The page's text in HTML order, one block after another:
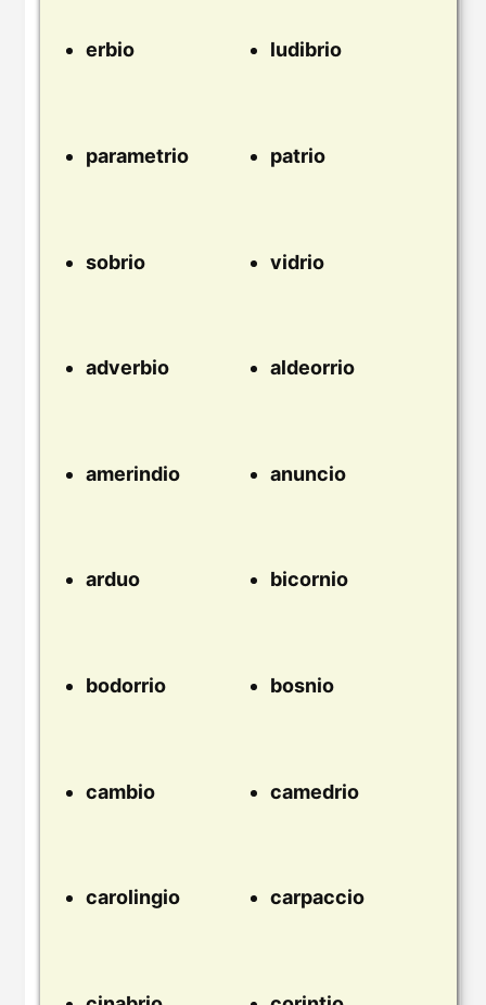
erbio ludibrio
parametrio patrio
sobrio vidrio
adverbio aldeorrio
amerindio anuncio
arduo bicornio
bodorrio bosnio
cambio camedrio
carolingio carpaccio